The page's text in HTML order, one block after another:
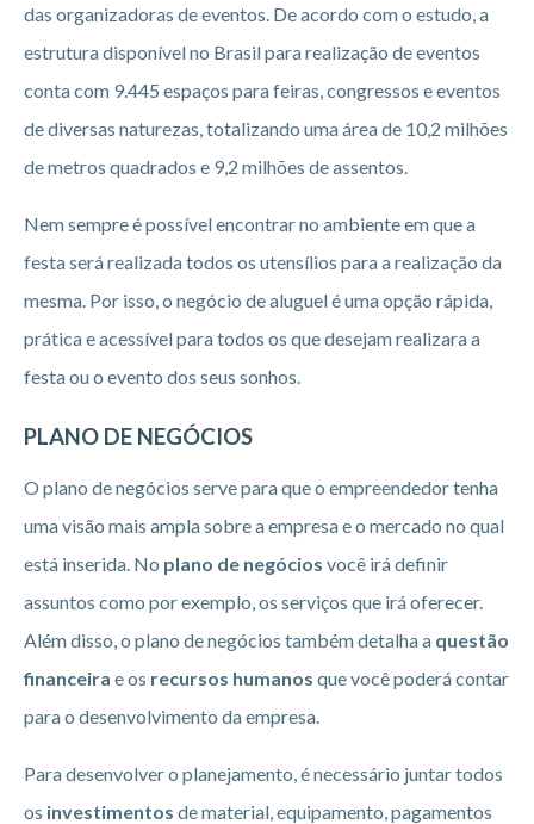
das organizadoras de eventos. De acordo com o estudo, a
estrutura disponível no Brasil para realização de eventos
conta com 9.445 espaços para feiras, congressos e eventos
de diversas naturezas, totalizando uma área de 10,2 milhões
de metros quadrados e 9,2 milhões de assentos.
Nem sempre é possível encontrar no ambiente em que a
festa será realizada todos os utensílios para a realização da
mesma. Por isso, o negócio de aluguel é uma opção rápida,
prática e acessível para todos os que desejam realizara a
festa ou o evento dos seus sonhos.
PLANO DE NEGÓCIOS
O plano de negócios serve para que o empreendedor tenha
uma visão mais ampla sobre a empresa e o mercado no qual
está inserida. No plano de negócios você irá definir
assuntos como por exemplo, os serviços que irá oferecer.
Além disso, o plano de negócios também detalha a questão
financeira e os recursos humanos que você poderá contar
para o desenvolvimento da empresa.
Para desenvolver o planejamento, é necessário juntar todos
os investimentos de material, equipamento, pagamentos